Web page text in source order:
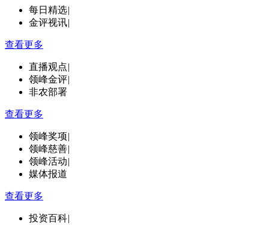
每日精选|
金评视讯|
查看更多
直播观点|
领峰金评|
非农部署
查看更多
领峰奖项|
领峰慈善|
领峰活动|
媒体报道
查看更多
投资百科|